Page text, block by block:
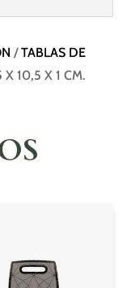
/TABLAS DE
10,5 X 1 CM.